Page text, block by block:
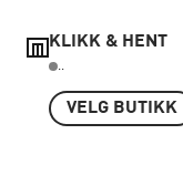
KLIKK & HENT
..
VELG BUTIKK